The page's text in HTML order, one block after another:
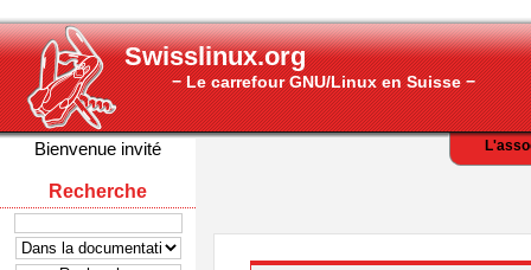
Swisslinux.org
− Le carrefour GNU/Linux en Suisse −
Bienvenue invité
Recherche